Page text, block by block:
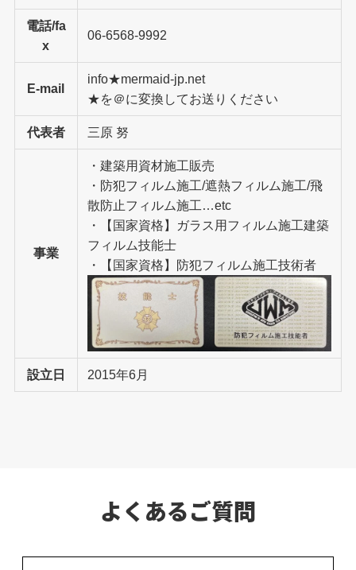
電話/fa
x
06-6568-9992
E-mail
info★mermaid-jp.net
★を＠に変換してお送りください
代表者 三原 努
事業
・建築用資材施工販売
・防犯フィルム施工/遮熱フィルム施工/飛
散防止フィルム施工…etc
・【国家資格】ガラス用フィルム施工建築
フィルム技能士
・【国家資格】防犯フィルム施工技術者
設立日 2015年6月
よくあるご質問